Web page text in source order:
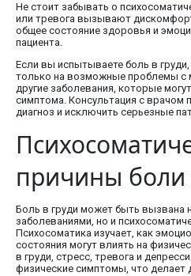
Не стоит забывать о
или тревога вызывают
общее состояние здоровья и
пациента.
Если вы испытываете боль в
только на возможные проблемы с
другие заболевания, которые
симптома. Консультация с врачом
диагноз и исключить серьезные
причины боли
Боль в груди может быть вызвана
заболеваниями, но и
Психосоматика изучает, как
состояния могут влиять на
в груди, стресс, тревога и
физические симптомы, что делает